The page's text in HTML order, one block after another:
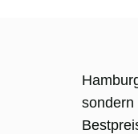
sondern